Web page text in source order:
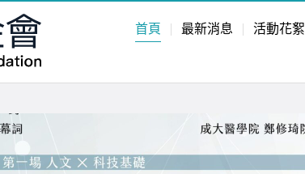
首頁 最新消息 活動花絮